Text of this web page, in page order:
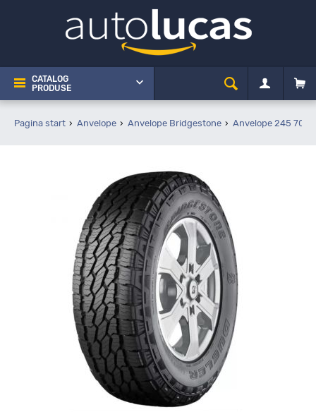
CATALOG
PRODUSE
Pagina start Anvelope Anvelope Bridgestone Anvelope 245 70